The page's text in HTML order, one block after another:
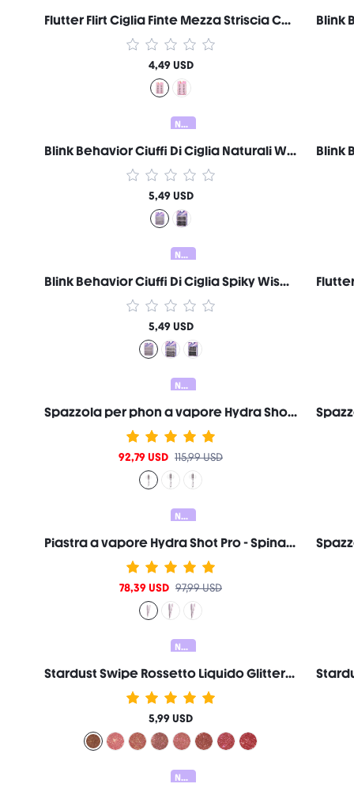
Flutter Flirt Ciglia Finte Mezza Striscia Cat Eye Volume Marca Di Bellezza Cosmetici Trucco Per Donne E Ragazze
4,49 USD
Nuovo
Blink Behavior Ciuffi Di Ciglia Naturali Wispy Marca Di Bellezza Cosmetici Trucco Per Donne E Ragazze
5,49 USD
Nuovo
Blink Behavior Ciuffi Di Ciglia Spiky Wispy - B05 Hybrid Marca Di Bellezza Cosmetici Trucco Per Donne E Ragazze
5,49 USD
Nuovo
Spazzola per phon a vapore Hydra Shot Pro - Spina USA
92,79 USD 115,99 USD
Nuovo
Piastra a vapore Hydra Shot Pro - Spina UE
78,39 USD 97,99 USD
Nuovo
Stardust Swipe Rossetto Liquido Glitter-519 Mocha Meteor Gloss Labbra Brillantezza Glitter Istantanea Finitura Matte A Lunga Durata Anti-Trasferimento Anti-Sbavatura Marca Di Bellezza Cosmetici Trucco Per Donne E Ragazze
5,99 USD
Nuovo